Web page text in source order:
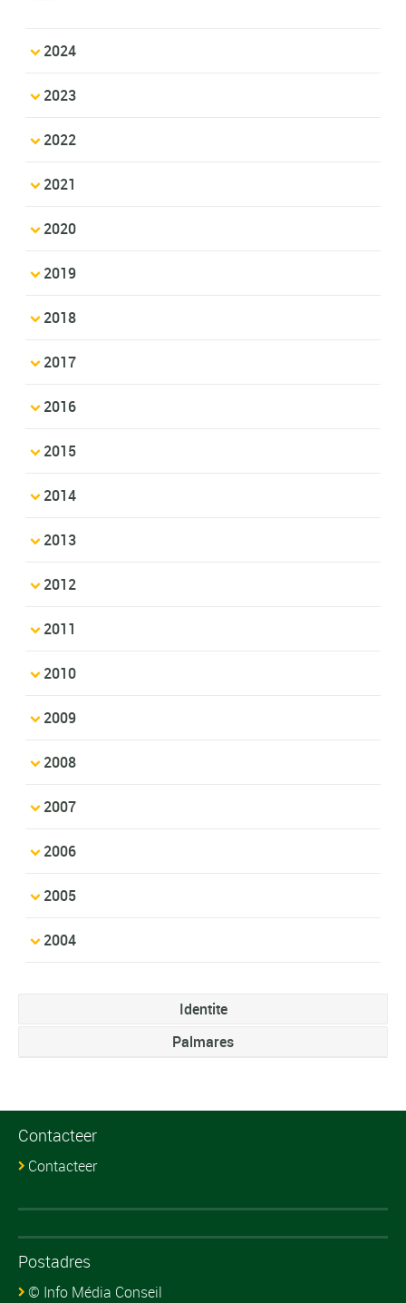
2024
2023
2022
2021
2020
2019
2018
2017
2016
2015
2014
2013
2012
2011
2010
2009
2008
2007
2006
2005
2004
Identite
Palmares
Contacteer
Contacteer
Postadres
© Info Média Conseil